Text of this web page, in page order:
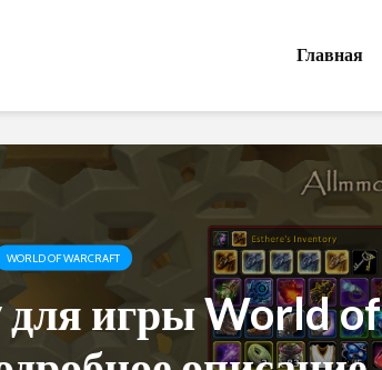
Главная
WORLD OF WARCRAFT
игры World of